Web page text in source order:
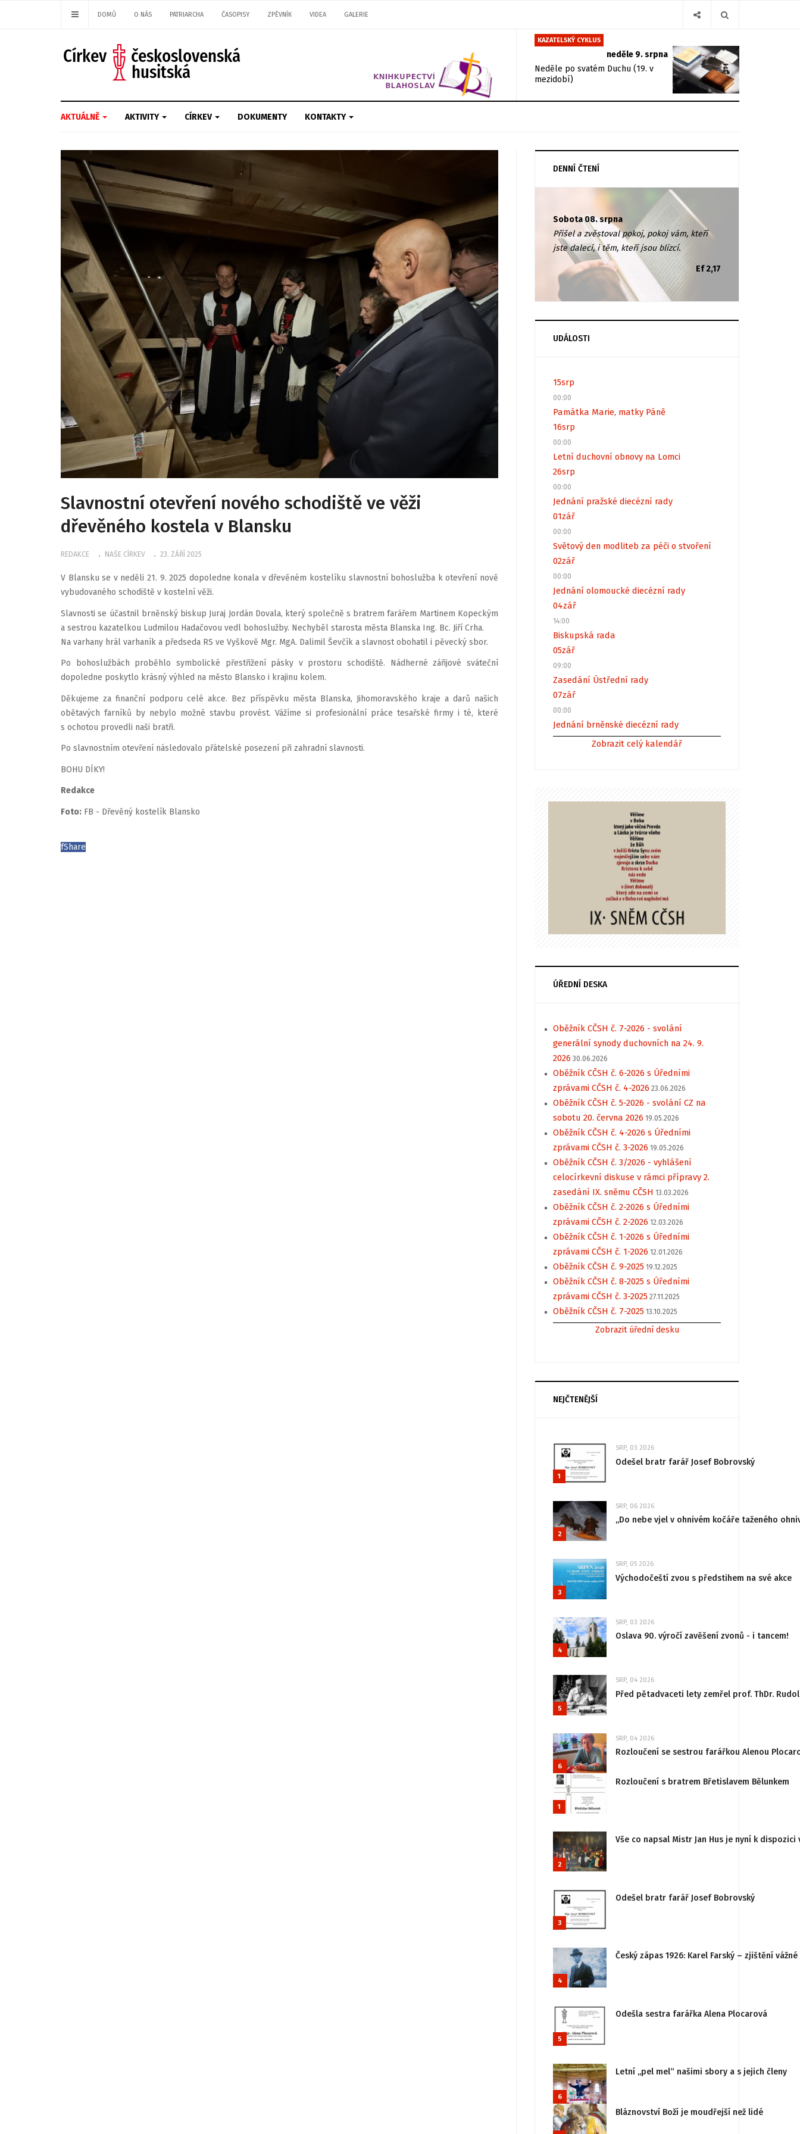
DOMŮ O NÁS PATRIARCHA ČASOPISY ZPĚVNÍK VIDEA GALERIE
KAZATELSKÝ CYKLUS
neděle 9. srpna
Neděle po svatém Duchu (19. v
mezidobí)
AKTUÁLNĚ AKTIVITY CÍRKEV DOKUMENTY KONTAKTY
Slavnostní otevření nového schodiště ve věži
dřevěného kostela v Blansku
REDAKCE NAŠE CÍRKEV 23. ZÁŘÍ 2025
V Blansku se v neděli 21. 9. 2025 dopoledne konala v dřevěném kostelíku slavnostní bohoslužba k otevření nově
vybudovaného schodiště v kostelní věži.
Slavnosti se účastnil brněnský biskup Juraj Jordán Dovala, který společně s bratrem farářem Martinem Kopeckým
a sestrou kazatelkou Ludmilou Hadačovou vedl bohoslužby. Nechyběl starosta města Blanska Ing. Bc. Jiří Crha.
Na varhany hrál varhaník a předseda RS ve Vyškově Mgr. MgA. Dalimil Ševčík a slavnost obohatil i pěvecký sbor.
Po bohoslužbách proběhlo symbolické přestřižení pásky v prostoru schodiště. Nádherné zářijové sváteční
dopoledne poskytlo krásný výhled na město Blansko i krajinu kolem.
Děkujeme za finanční podporu celé akce. Bez příspěvku města Blanska, Jihomoravského kraje a darů našich
obětavých farníků by nebylo možné stavbu provést. Vážíme si profesionální práce tesařské firmy i té, které
s ochotou provedli naši bratři.
Po slavnostním otevření následovalo přátelské posezení při zahradní slavnosti.
BOHU DÍKY!
Redakce
Foto: FB - Dřevěný kostelík Blansko
fShare
DENNÍ ČTENÍ
Sobota 08. srpna
Přišel a zvěstoval pokoj, pokoj vám, kteří
jste dalecí, i těm, kteří jsou blízcí.
Ef 2,17
UDÁLOSTI
15srp
00:00
Památka Marie, matky Páně
16srp
00:00
Letní duchovní obnovy na Lomci
26srp
00:00
Jednání pražské diecézní rady
01zář
00:00
Světový den modliteb za péči o stvoření
02zář
00:00
Jednání olomoucké diecézní rady
04zář
14:00
Biskupská rada
05zář
09:00
Zasedání Ústřední rady
07zář
00:00
Jednání brněnské diecézní rady
Zobrazit celý kalendář
ÚŘEDNÍ DESKA
Oběžník CČSH č. 7-2026 - svolání
generální synody duchovních na 24. 9.
2026 30.06.2026
Oběžník CČSH č. 6-2026 s Úředními
zprávami CČSH č. 4-2026 23.06.2026
Oběžník CČSH č. 5-2026 - svolání CZ na
sobotu 20. června 2026 19.05.2026
Oběžník CČSH č. 4-2026 s Úředními
zprávami CČSH č. 3-2026 19.05.2026
Oběžník CČSH č. 3/2026 - vyhlášení
celocírkevní diskuse v rámci přípravy 2.
zasedání IX. sněmu CČSH 13.03.2026
Oběžník CČSH č. 2-2026 s Úředními
zprávami CČSH č. 2-2026 12.03.2026
Oběžník CČSH č. 1-2026 s Úředními
zprávami CČSH č. 1-2026 12.01.2026
Oběžník CČSH č. 9-2025 19.12.2025
Oběžník CČSH č. 8-2025 s Úředními
zprávami CČSH č. 3-2025 27.11.2025
Oběžník CČSH č. 7-2025 13.10.2025
Zobrazit úřední desku
NEJČTENĚJŠÍ
1
SRP, 03 2026
Odešel bratr farář Josef Bobrovský
2
SRP, 06 2026
„Do nebe vjel v ohnivém kočáře taženého
3
SRP, 05 2026
Východočeští zvou s předstihem na své akce
4
SRP, 03 2026
Oslava 90. výročí zavěšení zvonů - i tancem!
5
SRP, 04 2026
Před pětadvaceti lety zemřel prof. ThDr.
6
SRP, 04 2026
Rozloučení se sestrou farářkou Alenou
1
Rozloučení s bratrem Břetislavem Bělunkem
2
Vše co napsal Mistr Jan Hus je nyní k
3
Odešel bratr farář Josef Bobrovský
4
Český zápas 1926: Karel Farský – zjištění
5
Odešla sestra farářka Alena Plocarová
6
Letní „pel mel“ našimi sbory a s jejich členy
Bláznovství Boží je moudřejší než lidé